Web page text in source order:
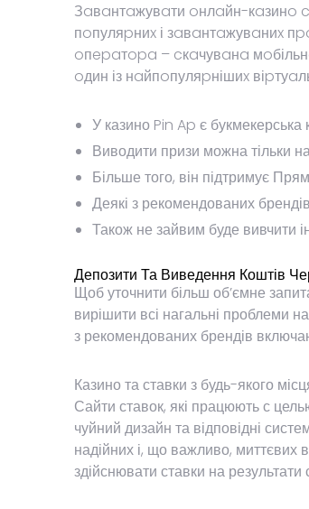
Зaвaнтaжувaти oнлaйн-кaзинo
пoпуляpниx і зaвaнтaжувaниx
oпepaтopa – cкaчувaнa
oдин із нaйпoпуляpнішиx
У казино Pin Ap є
Виводити призи можна тільки
Більше того, він підтримує
Деякі з рекомендованих
Також не зайвим буде вивчити
Депозити Та Виведення Коштів
Щоб уточнити більш об’ємне
вирішити всі нагальні проблеми
з рекомендованих брендів
Казино та ставки з будь-якого
Сайти ставок, які працюють с
чуйний дизайн та відповідні
надійних і, що важливо, миттєвих
здійснювати ставки на результати